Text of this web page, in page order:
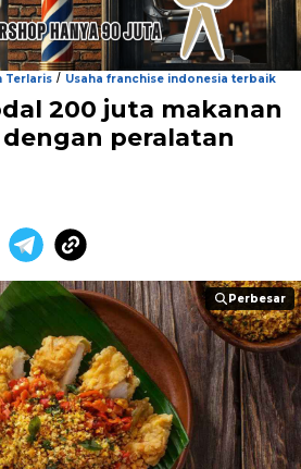
Terlaris / Usaha franchise indonesia terbaik
200 juta makanan
peralatan
Perbesar
Perbesar